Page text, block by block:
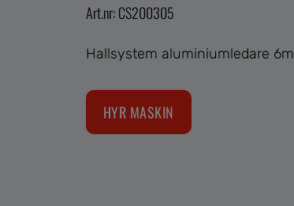
Art.nr: CS200305
Hallsystem aluminiumledare 6m
HYR MASKIN